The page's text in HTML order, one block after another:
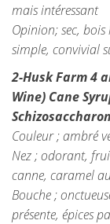
mais intéressant
Opinion; sec,
simple, convivial
2-Husk Farm 4
Wine) Cane
Couleur ; ambré
Nez ; odorant,
canne, caramel
Bouche ;
présente, épices